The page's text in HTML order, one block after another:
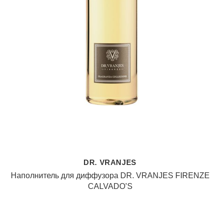
DR. VRANJES
Наполнитель для диффузора DR. VRANJES FIRENZE
CALVADO’S